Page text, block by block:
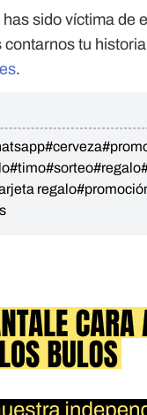
sido víctima de
contarnos tu
.
#cerveza
#timo#sorteo#regalo
regalo